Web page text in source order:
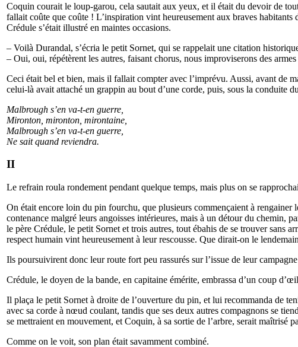
Coquin courait le loup-garou, cela sautait aux yeux, et il était du devoir de
fallait coûte que coûte ! L’inspiration vint heureusement aux braves
Crédule s’était illustré en maintes occasions.
– Voilà Durandal, s’écria le petit Sornet, qui se rappelait une citation
– Oui, oui, répétèrent les autres, faisant chorus, nous improviserons des armes
Ceci était bel et bien, mais il fallait compter avec l’imprévu. Aussi, avant de
celui-là avait attaché un grappin au bout d’une corde, puis, sous la conduite
Malbrough s’en va-t-en guerre,
Mironton, mironton, mirontaine,
Malbrough s’en va-t-en guerre,
Ne sait quand reviendra.
II
Le refrain roula rondement pendant quelque temps, mais plus on se
On était encore loin du pin fourchu, que plusieurs commençaient à rengainer
contenance malgré leurs angoisses intérieures, mais à un détour du chemin,
le père Crédule, le petit Sornet et trois autres, tout ébahis de se trouver sans
respect humain vint heureusement à leur rescousse. Que dirait-on le
Ils poursuivirent donc leur route fort peu rassurés sur l’issue de leur
Crédule, le doyen de la bande, en capitaine émérite, embrassa d’un coup
Il plaça le petit Sornet à droite de l’ouverture du pin, et lui recommanda de
avec sa corde à nœud coulant, tandis que ses deux autres compagnons se
se mettraient en mouvement, et Coquin, à sa sortie de l’arbre, serait
Comme on le voit, son plan était savamment combiné.